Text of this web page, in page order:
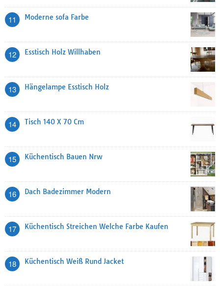
11 Moderne sofa Farbe
12 Esstisch Holz Willhaben
13 Hängelampe Esstisch Holz
14 Tisch 140 X 70 Cm
15 Küchentisch Bauen Nrw
16 Dach Badezimmer Modern
17 Küchentisch Streichen Welche Farbe Kaufen
18 Küchentisch Weiß Rund Jacket